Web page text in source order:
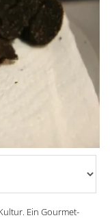
Ein Gourmet-